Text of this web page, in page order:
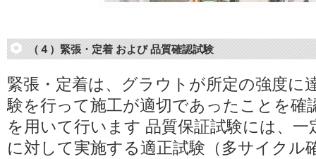
（４）緊張・定着 および 品質確認試験
緊張・定着は、グラウトが所定の強度に
験を行って施工が適切であったことを確
を用いて行います 品質保証試験には、
に対して実施する適正試験（多サイクル